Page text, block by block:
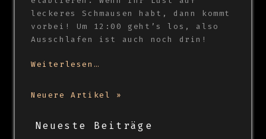
leckeres Schmausen habt, dann kommt
vorbei! Um 12:00 geht’s los, also
Ausschlafen ist auch noch drin!
Weiterlesen…
Neuere Artikel »
Neueste Beiträge